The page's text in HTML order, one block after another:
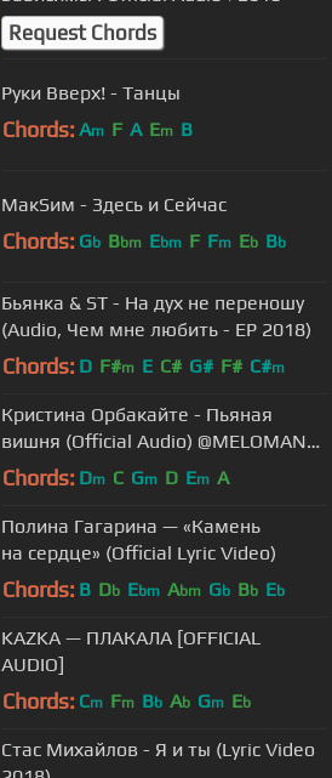
Request Chords
Руки Вверх! - Танцы
Chords: Am F A Em B
МакSим - Здесь и Сейчас
Chords: Gb Bbm Ebm F Fm Eb Bb
Бьянка & ST - На дух не переношу
(Audio, Чем мне любить - ЕР 2018)
Chords: D F#m E C# G# F# C#m
Кристина Орбакайте - Пьяная
вишня (Official Audio) @MELOMAN-
MUSIC
Chords: Dm C Gm D Em A
Полина Гагарина — «Камень
на сердце» (Official Lyric Video)
Chords: B Db Ebm Abm Gb Bb Eb
KAZKA — ПЛАКАЛА [OFFICIAL
AUDIO]
Chords: Cm Fm Bb Ab Gm Eb
Стас Михайлов - Я и ты (Lyric Video